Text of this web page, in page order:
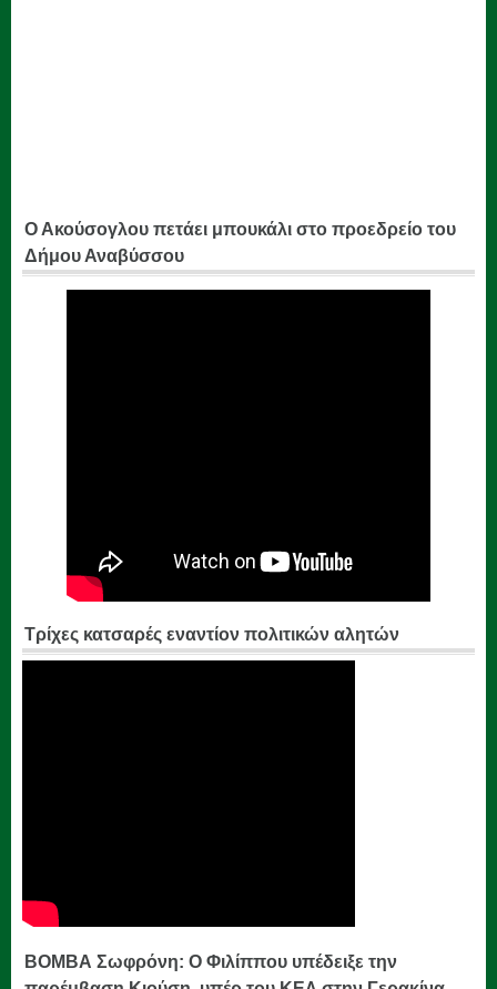
Ο Ακούσογλου πετάει μπουκάλι στο προεδρείο του
Δήμου Αναβύσσου
Τρίχες κατσαρές εναντίον πολιτικών αλητών
ΒΟΜΒΑ Σωφρόνη: Ο Φιλίππου υπέδειξε την